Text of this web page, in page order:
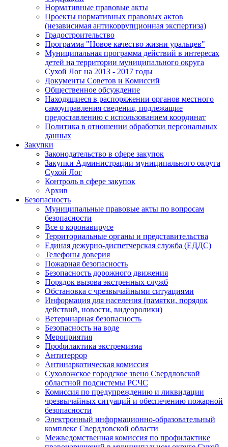
Нормативные правовые акты
Проекты нормативных правовых актов
(независимая антикоррупционная экспертиза)
Градостроительство
Программа "Новое качество жизни уральцев"
Муниципальная программа действий в интересах
детей на территории муниципального округа
Сухой Лог на 2013 - 2017 годы
Документы Советов и Комиссий
Общественное обсуждение
Находящиеся в распоряжении органов местного
самоуправления сведения, подлежащие
предоставлению с использованием координат
Политика в отношении обработки персональных
данных
Закупки
Законодательство в сфере закупок
Закупки Администрации муниципального округа
Сухой Лог
Контроль в сфере закупок
Архив
Безопасность
Муниципальные правовые акты по вопросам
безопасности
Все о коронавирусе
Территориальные органы и представительства
Единая дежурно-диспетчерская служба (ЕДДС)
Телефоны доверия
Пожарная безопасность
Безопасность дорожного движения
Порядок вызова экстренных служб
Обстановка с чрезвычайными ситуациями
Информация для населения (памятки, порядок
действий, новости, видеоролики)
Ветеринарная безопасность
Безопасность на воде
Мероприятия
Профилактика экстремизма
Антитеррор
Антинаркотическая комиссия
Сухоложское городское звено Свердловской
областной подсистемы РСЧС
Комиссия по предупреждению и ликвидации
чрезвычайных ситуаций и обеспечению пожарной
безопасности
Электронный информационно-образовательный
комплекс Cвердловской области
Межведомственная комиссия по профилактике